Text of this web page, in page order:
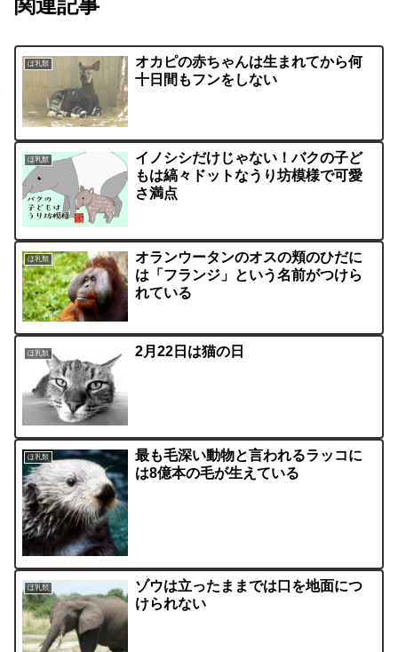
関連記事
ほ乳類
オカピの赤ちゃんは生まれてから何
十日間もフンをしない
ほ乳類
イノシシだけじゃない！バクの子ど
もは縞々ドットなうり坊模様で可愛
さ満点
ほ乳類
オランウータンのオスの頬のひだに
は「フランジ」という名前がつけら
れている
ほ乳類 2月22日は猫の日
ほ乳類
最も毛深い動物と言われるラッコに
は8億本の毛が生えている
ほ乳類
ゾウは立ったままでは口を地面につ
けられない